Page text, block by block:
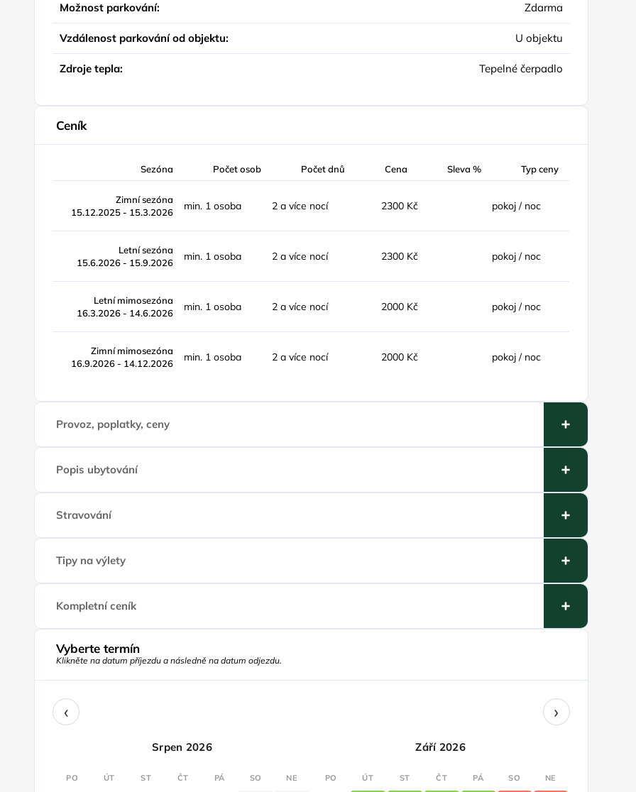
Možnost parkování: Zdarma
Vzdálenost parkování od objektu: U objektu
Zdroje tepla: Tepelné čerpadlo
Ceník
Sezóna Počet osob Počet dnů Cena Sleva % Typ ceny
Zimní sezóna
15.12.2025 - 15.3.2026
min. 1 osoba 2 a více nocí 2300 Kč pokoj / noc
Letní sezóna
15.6.2026 - 15.9.2026
min. 1 osoba 2 a více nocí 2300 Kč pokoj / noc
Letní mimosezóna
16.3.2026 - 14.6.2026
min. 1 osoba 2 a více nocí 2000 Kč pokoj / noc
Zimní mimosezóna
16.9.2026 - 14.12.2026
min. 1 osoba 2 a více nocí 2000 Kč pokoj / noc
Provoz, poplatky, ceny
Popis ubytování
Stravování
Tipy na výlety
Kompletní ceník
Vyberte termín
Klikněte na datum příjezdu a následně na datum odjezdu.
‹ ›
Srpen 2026
PO ÚT ST ČT PÁ SO NE
Září 2026
PO ÚT ST ČT PÁ SO NE